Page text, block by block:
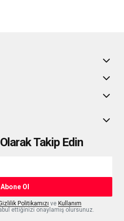
Takip Edin
Abone Ol
Politikamızı ve Kullanım
ettiğinizi onaylamış olursunuz.